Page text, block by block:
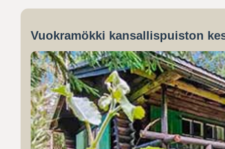
Vuokramökki kansallispuiston